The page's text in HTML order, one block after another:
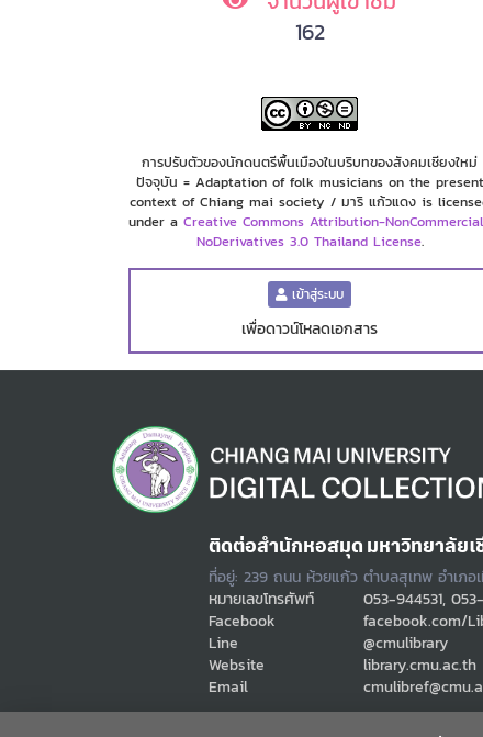
162
การปรับตัวของนักดนตรีพื้นเมืองในบริบทของสังคมเชียงใหม่
ปัจจุบัน = Adaptation of folk musicians on the present
context of Chiang mai society / มาริ แก้วแดง is
under a Creative Commons Attribution-
NoDerivatives 3.0 Thailand License.
เข้าสู่ระบบ
เพื่อดาวน์โหลดเอกสาร
ติดต่อสำนักหอสมุด มหาวิทยาลัยเ
ที่อยู่: 239 ถนน ห้วยแก้ว ตำบลสุเทพ อำเภอ
หมายเลขโทรศัพท์ 053-944531,
Facebook
facebook.com/
Line
@cmulibrary
Website
library.cmu.ac.th
Email